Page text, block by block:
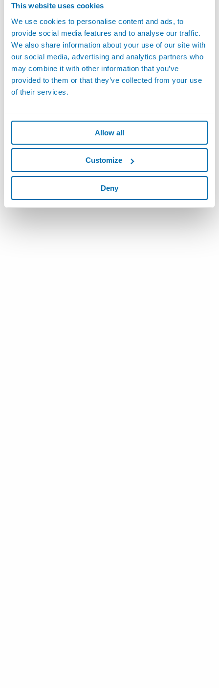
This website uses cookies
We use cookies to personalise content and ads, to
provide social media features and to analyse our traffic.
We also share information about your use of our site with
our social media, advertising and analytics partners who
may combine it with other information that you’ve
provided to them or that they’ve collected from your use
of their services.
Allow all
Customize
Deny